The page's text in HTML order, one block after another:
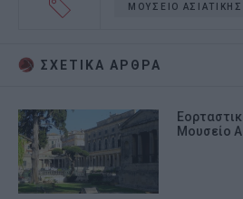
ΜΟΥΣΕΙΟ
ΣΧΕΤΙΚA AΡΘΡΑ
Μουσείο